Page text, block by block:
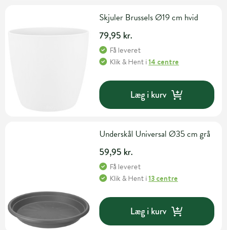
Skjuler Brussels Ø19 cm hvid
79,95 kr.
Få leveret
Klik & Hent i14 centre
Læg i kurv
Underskål Universal Ø35 cm grå
59,95 kr.
Få leveret
Klik & Hent i13 centre
Læg i kurv